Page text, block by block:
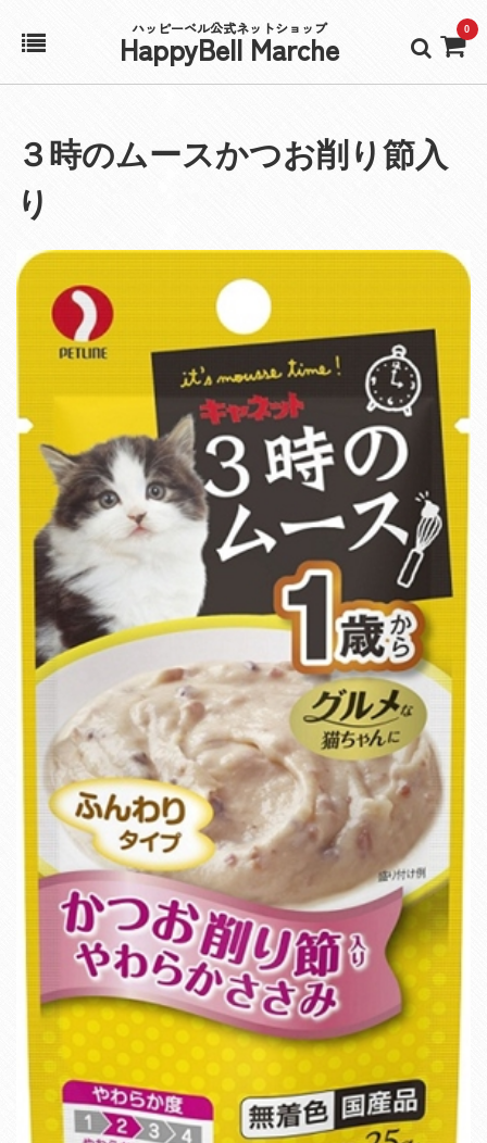
ハッピーベル公式ネットショップ
HappyBell Marche 0
アカウント
カート
３時のムースかつお削り節入
り